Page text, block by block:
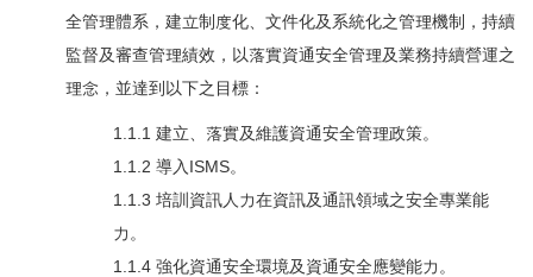
全管理體系，建立制度化、文件化及系統化之管理機制，持續
監督及審查管理績效，以落實資通安全管理及業務持續營運之
理念，並達到以下之目標：
1.1.1 建立、落實及維護資通安全管理政策。
1.1.2 導入ISMS。
1.1.3 培訓資訊人力在資訊及通訊領域之安全專業能
力。
1.1.4 強化資通安全環境及資通安全應變能力。